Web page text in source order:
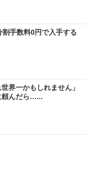
手数料0円で入手する
界一かもしれません」
頼んだら…...